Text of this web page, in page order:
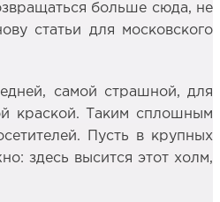
больше сюда, не
статьи для московского
самой страшной, для
краской. Таким сплошным
Пусть в крупных
здесь высится этот холм,